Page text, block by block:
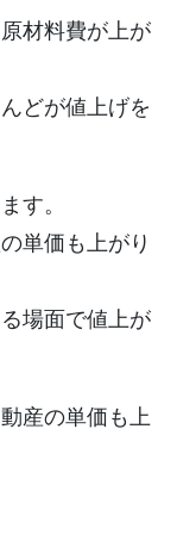
材料費が上が
どが値上げを
す。
単価も上がり
場面で値上が
産の単価も上